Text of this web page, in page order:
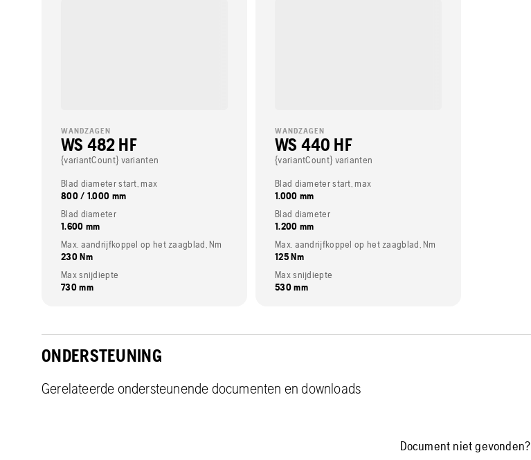
WANDZAGEN
WS 482 HF
{variantCount} varianten
Blad diameter start, max
800 / 1.000 mm
Blad diameter
1.600 mm
Max. aandrijfkoppel op het zaagblad, Nm
230 Nm
Max snijdiepte
730 mm
WANDZAGEN
WS 440 HF
{variantCount} varianten
Blad diameter start, max
1.000 mm
Blad diameter
1.200 mm
Max. aandrijfkoppel op het zaagblad, Nm
125 Nm
Max snijdiepte
530 mm
ONDERSTEUNING
Gerelateerde ondersteunende documenten en downloads
Document niet gevonden?